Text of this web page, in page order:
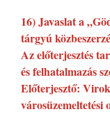
16) Javaslat a
tárgyú
Az előterjesztés
és felhatalmazás
Előterjesztő:
városüzemeltetési